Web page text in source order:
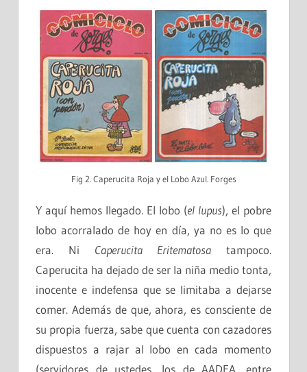
Fig 2. Caperucita Roja y el Lobo Azul. Forges
Y aquí hemos llegado. El lobo (el lupus), el pobre
lobo acorralado de hoy en día, ya no es lo que
era. Ni Caperucita Eritematosa tampoco.
Caperucita ha dejado de ser la niña medio tonta,
inocente e indefensa que se limitaba a dejarse
comer. Además de que, ahora, es consciente de
su propia fuerza, sabe que cuenta con cazadores
dispuestos a rajar al lobo en cada momento
(servidores de ustedes, los de AADEA, entre